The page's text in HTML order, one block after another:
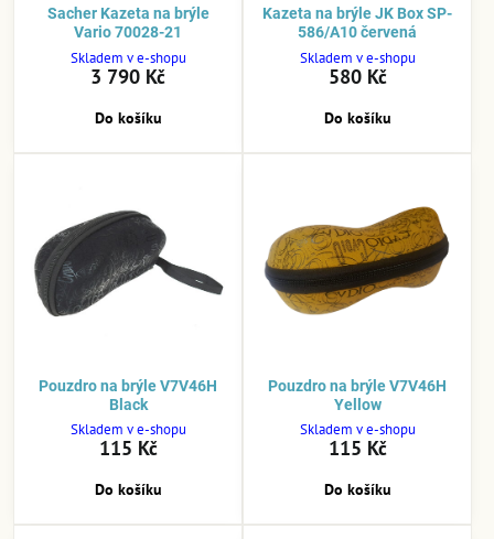
Sacher Kazeta na brýle
Vario 70028-21
Skladem v e-shopu
3 790 Kč
Do košíku
Kazeta na brýle JK Box SP-
586/A10 červená
Skladem v e-shopu
580 Kč
Do košíku
Pouzdro na brýle V7V46H
Black
Skladem v e-shopu
115 Kč
Do košíku
Pouzdro na brýle V7V46H
Yellow
Skladem v e-shopu
115 Kč
Do košíku